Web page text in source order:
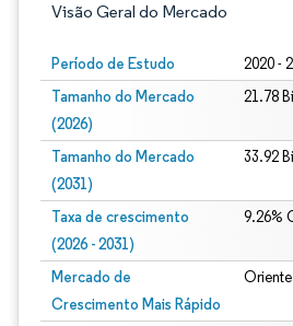
Visão Geral do Mercado
Período de Estudo 2020 -
Tamanho do Mercado
(2026)
21.78
Tamanho do Mercado
(2031)
33.92
Taxa de crescimento
(2026 - 2031)
9.26%
Mercado de
Crescimento Mais Rápido